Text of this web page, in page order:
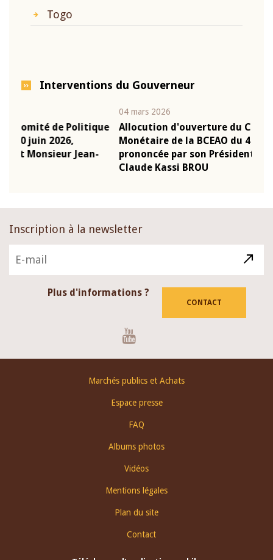
Togo
Interventions du Gouverneur
Allocution d'ouverture du Comité de Politique
Monétaire de la BCEAO du 4 mars 2026,
prononcée par son Président Monsieur Jean-
Inscription à la newsletter
Plus d'informations ?
CONTACT
Marchés publics et Achats
Espace presse
FAQ
Albums photos
Vidéos
Mentions légales
Plan du site
Contact